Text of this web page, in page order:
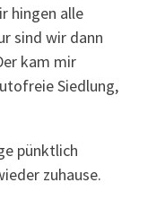
hingen alle
sind wir dann
kam mir
Siedlung,
pünktlich
zuhause.